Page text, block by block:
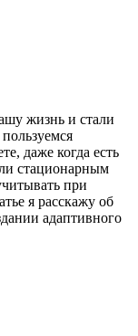
жизнь и стали
даже когда есть
стационарным
при
я расскажу об
адаптивного